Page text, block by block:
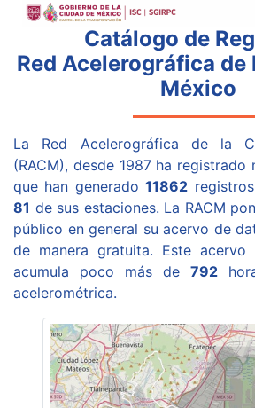
Catálogo de
Red Acelerográfica de
México
La Red Acelerográfica de la
(RACM), desde 1987 ha
que han generado11862
81 de sus estaciones. La RACM
público en general su acervo de
de manera gratuita. Este acervo
acumula poco más de 792
acelerométrica.